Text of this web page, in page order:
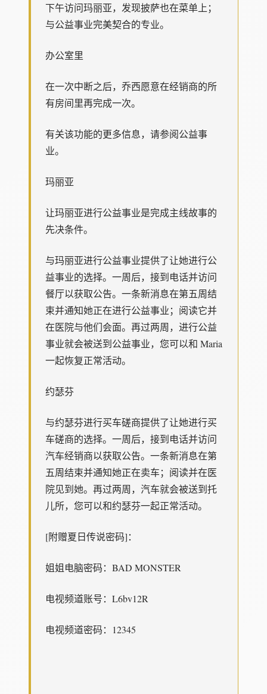
下午访问玛丽亚，发现披萨也在菜单上；
与公益事业完美契合的专业。
办公室里
在一次中断之后，乔西愿意在经销商的所
有房间里再完成一次。
有关该功能的更多信息，请参阅公益事
业。
玛丽亚
让玛丽亚进行公益事业是完成主线故事的
先决条件。
与玛丽亚进行公益事业提供了让她进行公
益事业的选择。一周后，接到电话并访问
餐厅以获取公告。一条新消息在第五周结
束并通知她正在进行公益事业；阅读它并
在医院与他们会面。再过两周，进行公益
事业就会被送到公益事业，您可以和 Maria
一起恢复正常活动。
约瑟芬
与约瑟芬进行买车磋商提供了让她进行买
车磋商的选择。一周后，接到电话并访问
汽车经销商以获取公告。一条新消息在第
五周结束并通知她正在卖车；阅读并在医
院见到她。再过两周，汽车就会被送到托
儿所，您可以和约瑟芬一起正常活动。
[附赠夏日传说密码]：
姐姐电脑密码：BAD MONSTER
电视频道账号：L6bv12R
电视频道密码：12345